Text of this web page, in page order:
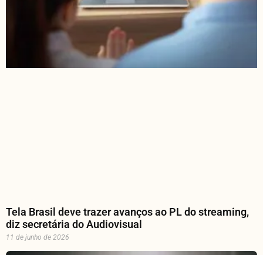
Tela Brasil deve trazer avanços ao PL do streaming,
diz secretária do Audiovisual
11 de junho de 2026